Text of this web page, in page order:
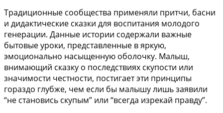
Традиционные сообщества применяли притчи, басни
и дидактические сказки для воспитания молодого
генерации. Данные истории содержали важные
бытовые уроки, представленные в яркую,
эмоционально насыщенную оболочку. Малыш,
внимающий сказку о последствиях скупости или
значимости честности, постигает эти принципы
гораздо глубже, чем если бы малышу лишь заявили
“не становись скупым” или “всегда изрекай правду”.